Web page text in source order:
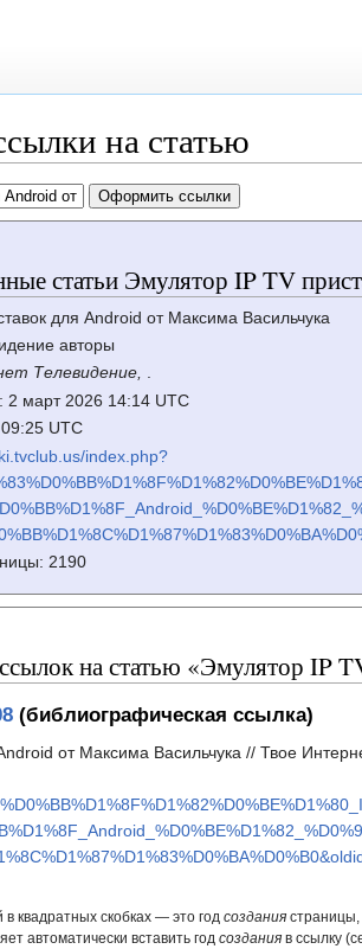
на статью
статьи Эмулятор IP TV
для Android от Максима Васильчука
авторы
Телевидение, .
2 март 2026 14:14 UTC
09:25 UTC
index.php?
2190
на статью «Эмулятор IP
(библиографическая ссылка)
от Максима Васильчука // Твое
квадратных скобках — это год созданиястраницы,
автоматически вставить год созданияв ссылку